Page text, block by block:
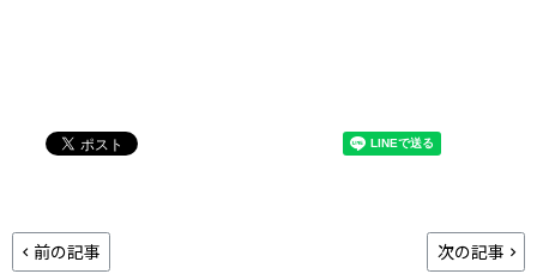
前の記事 次の記事